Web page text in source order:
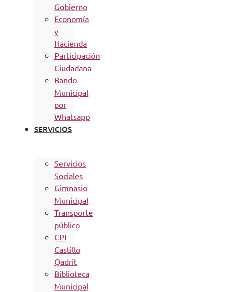
Gobierno
Economía
y
Hacienda
Participación
Ciudadana
Bando
Municipal
por
Whatsapp
SERVICIOS
Servicios
Sociales
Gimnasio
Municipal
Transporte
público
CPI
Castillo
Qadrit
Biblioteca
Municipal